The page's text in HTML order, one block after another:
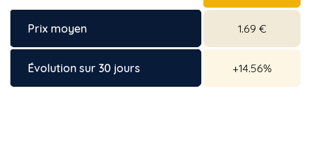
Prix moyen 1.69 €
Évolution sur 30 jours +14.56%